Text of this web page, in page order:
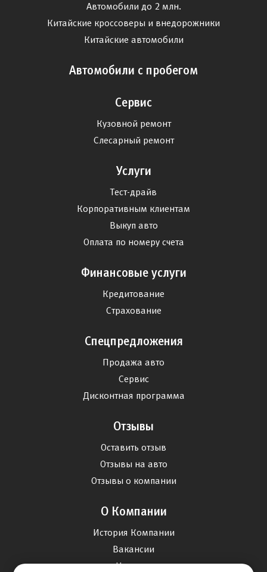
Автомобили до 2 млн.
Китайские кроссоверы и внедорожники
Китайские автомобили
Автомобили с пробегом
Сервис
Кузовной ремонт
Слесарный ремонт
Услуги
Тест-драйв
Корпоративным клиентам
Выкуп авто
Оплата по номеру счета
Финансовые услуги
Кредитование
Страхование
Спецпредложения
Продажа авто
Сервис
Дисконтная программа
Отзывы
Оставить отзыв
Отзывы на авто
Отзывы о компании
О Компании
История Компании
Вакансии
Новости